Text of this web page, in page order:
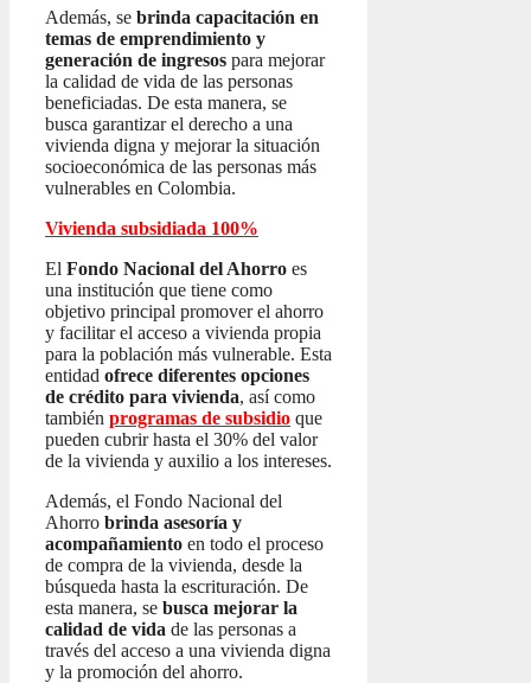
Además, se brinda capacitación en
temas de emprendimiento y
generación de ingresos para mejorar
la calidad de vida de las personas
beneficiadas. De esta manera, se
busca garantizar el derecho a una
vivienda digna y mejorar la situación
socioeconómica de las personas más
vulnerables en Colombia.
Vivienda subsidiada 100%
El Fondo Nacional del Ahorro es
una institución que tiene como
objetivo principal promover el ahorro
y facilitar el acceso a vivienda propia
para la población más vulnerable. Esta
entidad ofrece diferentes opciones
de crédito para vivienda, así como
también programas de subsidio que
pueden cubrir hasta el 30% del valor
de la vivienda y auxilio a los intereses.
Además, el Fondo Nacional del
Ahorro brinda asesoría y
acompañamiento en todo el proceso
de compra de la vivienda, desde la
búsqueda hasta la escrituración. De
esta manera, se busca mejorar la
calidad de vida de las personas a
través del acceso a una vivienda digna
y la promoción del ahorro.